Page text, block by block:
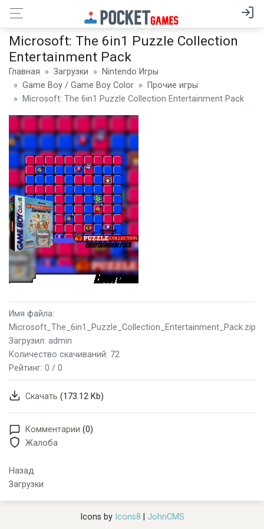
Microsoft: The 6in1 Puzzle Collection
Entertainment Pack
Главная Загрузки
Nintendo Игры
Game Boy / Game Boy Color
Прочие игры
Microsoft: The 6in1 Puzzle Collection Entertainment Pack
Имя файла:
Microsoft_The_6in1_Puzzle_Collection_Entertainment_Pack.zip
Загрузил: admin
Количество скачиваний: 72
Рейтинг: 0 / 0
Скачать (173.12 Kb)
Комментарии (0)
Жалоба
Назад
Загрузки
Icons byIcons8 JohnCMS